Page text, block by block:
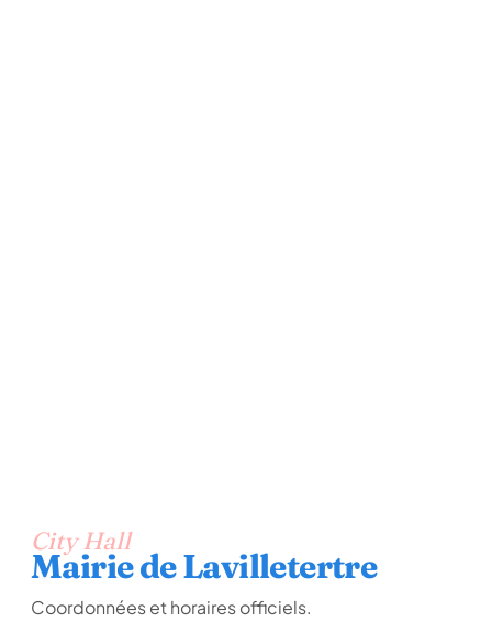
City Hall
Mairie de Lavilletertre
Coordonnées et horaires officiels.